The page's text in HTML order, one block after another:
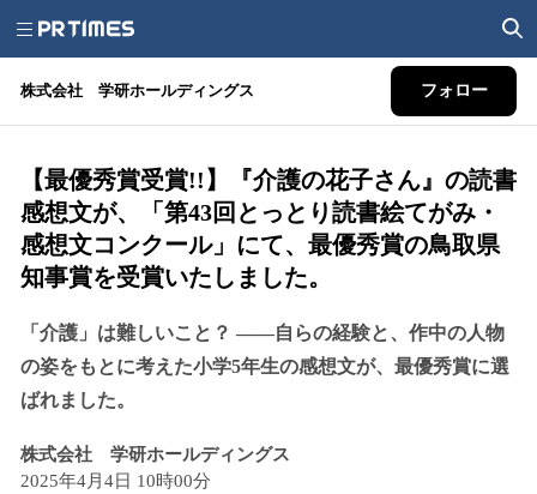
株式会社 学研ホールディングス フォロー
【最優秀賞受賞!!】『介護の花子さん』の読書
感想文が、「第43回とっとり読書絵てがみ・
感想文コンクール」にて、最優秀賞の鳥取県
知事賞を受賞いたしました。
「介護」は難しいこと？ ――自らの経験と、作中の人物
の姿をもとに考えた小学5年生の感想文が、最優秀賞に選
ばれました。
株式会社 学研ホールディングス
2025年4月4日 10時00分